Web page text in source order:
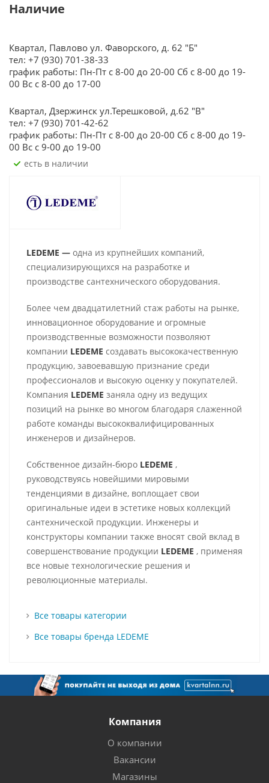
Наличие
Квартал, Павлово ул. Фаворского, д. 62 "Б"
тел: +7 (930) 701-38-33
график работы: Пн-Пт с 8-00 до 20-00 Сб с 8-00 до 19-
00 Вс с 8-00 до 17-00
Квартал, Дзержинск ул.Терешковой, д.62 "В"
тел: +7 (930) 701-42-62
график работы: Пн-Пт с 8-00 до 20-00 Сб с 8-00 до 19-
00 Вс с 9-00 до 19-00
Есть в наличии
LEDEME — одна из крупнейших компаний,
специализирующихся на разработке и
производстве сантехнического оборудования.
Более чем двадцатилетний стаж работы на рынке,
инновационное оборудование и огромные
производственные возможности позволяют
компании LEDEME создавать высококачественную
продукцию, завоевавшую признание среди
профессионалов и высокую оценку у покупателей.
Компания LEDEME заняла одну из ведущих
позиций на рынке во многом благодаря слаженной
работе команды высококвалифицированных
инженеров и дизайнеров.
Собственное дизайн-бюро LEDEME ,
руководствуясь новейшими мировыми
тенденциями в дизайне, воплощает свои
оригинальные идеи в эстетике новых коллекций
сантехнической продукции. Инженеры и
конструкторы компании также вносят свой вклад в
совершенствование продукции LEDEME , применяя
все новые технологические решения и
революционные материалы.
Все товары категории
Все товары бренда LEDEME
Компания
О компании
Вакансии
Магазины